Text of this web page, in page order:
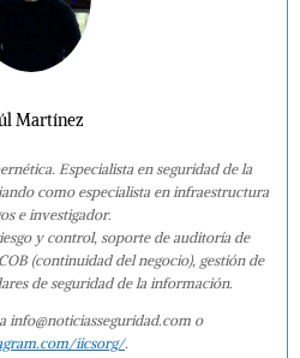
Martínez
Especialista en seguridad de la
como especialista en infraestructura
e investigador.
y control, soporte de auditoría de
(continuidad del negocio), gestión de
de seguridad de la información.
info@noticiasseguridad.com o
iicsorg/.